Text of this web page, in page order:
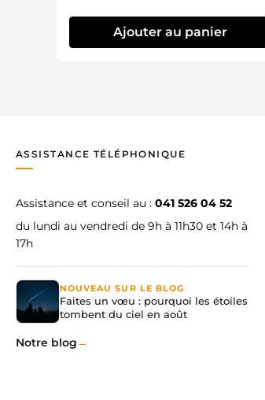
Ajouter au panier
ASSISTANCE TÉLÉPHONIQUE
Assistance et conseil au : 041 526 04 52
du lundi au vendredi de 9h à 11h30 et 14h à
17h
NOUVEAU SUR LE BLOG
Faites un vœu : pourquoi les étoiles
tombent du ciel en août
Notre blog